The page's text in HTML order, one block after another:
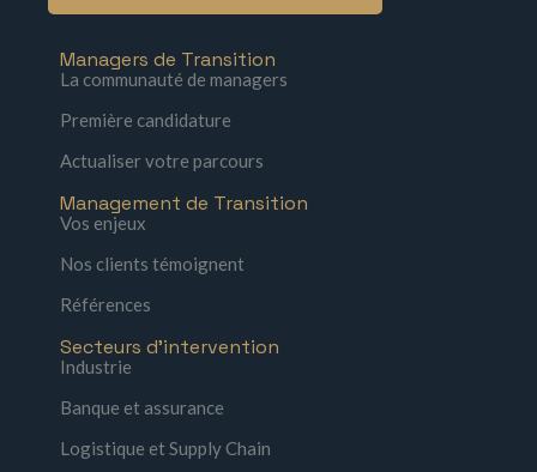
Managers de Transition
La communauté de managers
Première candidature
Actualiser votre parcours
Management de Transition
Vos enjeux
Nos clients témoignent
Références
Secteurs d'intervention
Industrie
Banque et assurance
Logistique et Supply Chain